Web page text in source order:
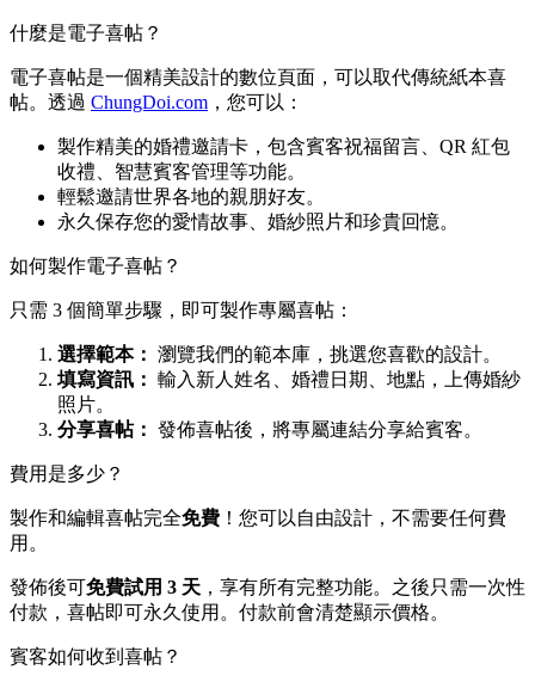
什麼是電子喜帖？
電子喜帖是一個精美設計的數位頁面，可以取代傳統紙本喜
帖。透過 ChungDoi.com ，您可以：
製作精美的婚禮邀請卡，包含賓客祝福留言、QR 紅包
收禮、智慧賓客管理等功能。
輕鬆邀請世界各地的親朋好友。
永久保存您的愛情故事、婚紗照片和珍貴回憶。
如何製作電子喜帖？
只需 3 個簡單步驟，即可製作專屬喜帖：
選擇範本： 瀏覽我們的範本庫，挑選您喜歡的設計。
填寫資訊： 輸入新人姓名、婚禮日期、地點，上傳婚紗
照片。
分享喜帖： 發佈喜帖後，將專屬連結分享給賓客。
費用是多少？
製作和編輯喜帖完全免費 ！您可以自由設計，不需要任何費
用。
發佈後可免費試用 3 天 ，享有所有完整功能。之後只需一次性
付款，喜帖即可永久使用。付款前會清楚顯示價格。
賓客如何收到喜帖？